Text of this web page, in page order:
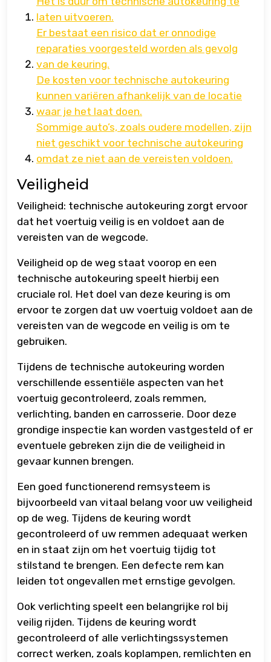
laten uitvoeren.
Er bestaat een risico dat er onnodige
reparaties voorgesteld worden als gevolg
van de keuring.
De kosten voor technische autokeuring
kunnen variëren afhankelijk van de locatie
waar je het laat doen.
Sommige auto’s, zoals oudere modellen, zijn
niet geschikt voor technische autokeuring
omdat ze niet aan de vereisten voldoen.
Veiligheid
Veiligheid: technische autokeuring zorgt ervoor
dat het voertuig veilig is en voldoet aan de
vereisten van de wegcode.
Veiligheid op de weg staat voorop en een
technische autokeuring speelt hierbij een
cruciale rol. Het doel van deze keuring is om
ervoor te zorgen dat uw voertuig voldoet aan de
vereisten van de wegcode en veilig is om te
gebruiken.
Tijdens de technische autokeuring worden
verschillende essentiële aspecten van het
voertuig gecontroleerd, zoals remmen,
verlichting, banden en carrosserie. Door deze
grondige inspectie kan worden vastgesteld of er
eventuele gebreken zijn die de veiligheid in
gevaar kunnen brengen.
Een goed functionerend remsysteem is
bijvoorbeeld van vitaal belang voor uw veiligheid
op de weg. Tijdens de keuring wordt
gecontroleerd of uw remmen adequaat werken
en in staat zijn om het voertuig tijdig tot
stilstand te brengen. Een defecte rem kan
leiden tot ongevallen met ernstige gevolgen.
Ook verlichting speelt een belangrijke rol bij
veilig rijden. Tijdens de keuring wordt
gecontroleerd of alle verlichtingssystemen
correct werken, zoals koplampen, remlichten en